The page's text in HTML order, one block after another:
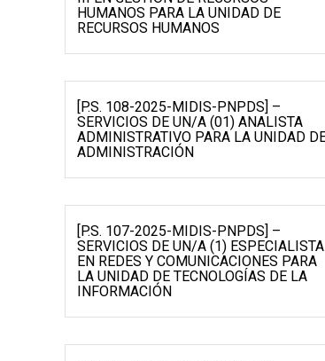
HUMANOS PARA LA UNIDAD DE
RECURSOS HUMANOS
[P.S. 108-2025-MIDIS-PNPDS] –
SERVICIOS DE UN/A (01) ANALISTA
ADMINISTRATIVO PARA LA UNIDAD
ADMINISTRACIÓN
[P.S. 107-2025-MIDIS-PNPDS] –
SERVICIOS DE UN/A (1) ESPECIALISTA
EN REDES Y COMUNICACIONES PARA
LA UNIDAD DE TECNOLOGÍAS DE LA
INFORMACIÓN